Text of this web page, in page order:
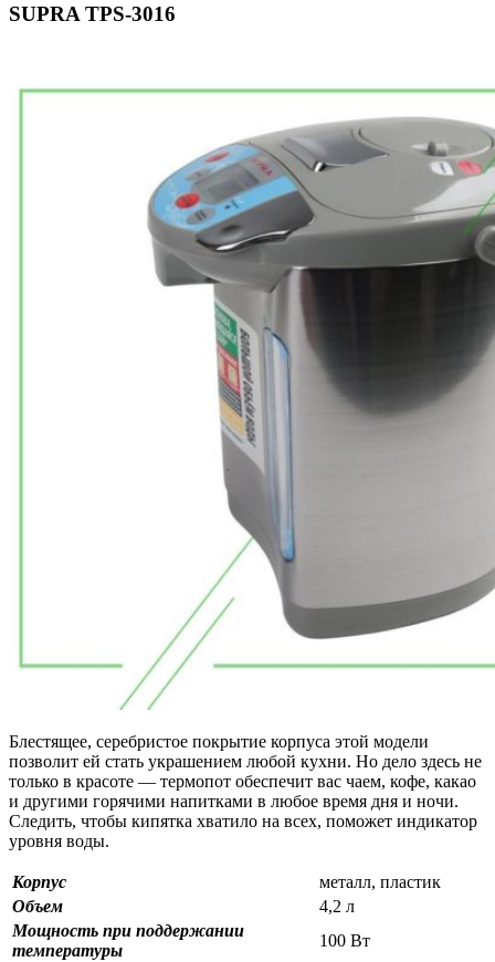
SUPRA TPS-3016
Блестящее, серебристое покрытие корпуса этой модели
позволит ей стать украшением любой кухни. Но дело здесь не
только в красоте — термопот обеспечит вас чаем, кофе, какао
и другими горячими напитками в любое время дня и ночи.
Следить, чтобы кипятка хватило на всех, поможет индикатор
уровня воды.
Корпус
металл, пластик
Объем
4,2 л
Мощность при поддержании
температуры
100 Вт